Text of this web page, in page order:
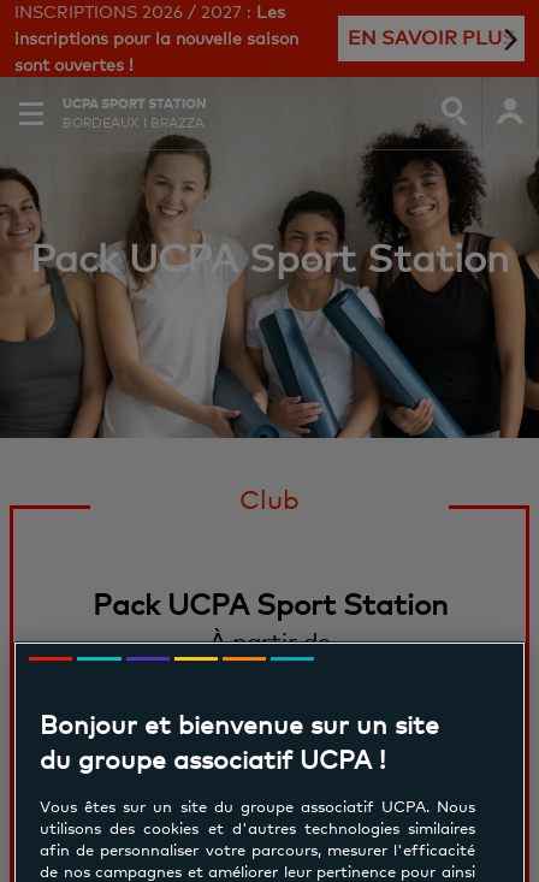
INSCRIPTIONS 2026 / 2027 : Les
inscriptions pour la nouvelle saison
sont ouvertes !
EN SAVOIR PLUS
UCPA SPORT STATION
BORDEAUX I BRAZZA
Pack UCPA Sport Station
Club
Pack UCPA Sport Station
À partir de
Pour découvrir de nouvelles sensations
les terrains de jeux et s'ouvrir de
nouveaux horizons. Pour bénéficier de
Bonjour et bienvenue sur un site
du groupe associatif UCPA !
Vous êtes sur un site du groupe associatif UCPA. Nous
utilisons des cookies et d'autres technologies similaires
afin de personnaliser votre parcours, mesurer l'efficacité
de nos campagnes et améliorer leur pertinence pour ainsi